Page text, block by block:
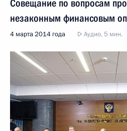
Совещание по вопросам
незаконным финансовым
4 марта 2014 года Аудио, 5 мин.